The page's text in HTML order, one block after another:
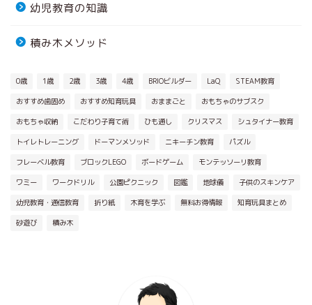
幼児教育の知識
積み木メソッド
0歳 1歳 2歳 3歳 4歳 BRIOビルダー LaQ STEAM教育
おすすめ歯固め おすすめ知育玩具 おままごと おもちゃのサブスク
おもちゃ収納 こだわり子育て術 ひも通し クリスマス シュタイナー教育
トイレトレーニング ドーマンメソッド ニキーチン教育 パズル
フレーベル教育 ブロックLEGO ボードゲーム モンテッソーリ教育
ワミー ワークドリル 公園ピクニック 図鑑 地球儀 子供のスキンケア
幼児教育・通信教育 折り紙 木育を学ぶ 無料お得情報 知育玩具まとめ
砂遊び 積み木